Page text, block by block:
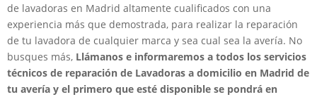
de lavadoras en Madrid altamente cualificados con una
experiencia más que demostrada, para realizar la reparación
de tu lavadora de cualquier marca y sea cual sea la avería. No
busques más, Llámanos e informaremos a todos los servicios
técnicos de reparación de Lavadoras a domicilio en Madrid de
tu avería y el primero que esté disponible se pondrá en